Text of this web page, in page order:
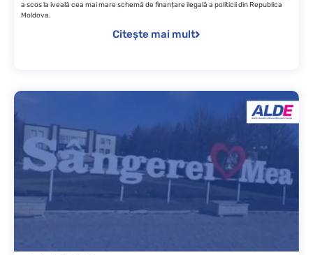
a scos la iveală cea mai mare schemă de finanțare ilegală a politicii din Republica
Moldova.
Citește mai mult